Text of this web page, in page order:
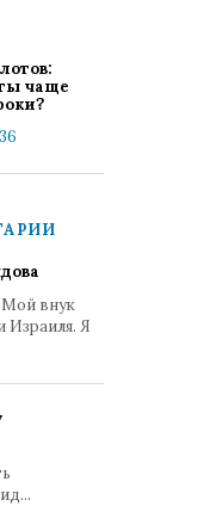
чаще
Мой внук
Израиля. Я